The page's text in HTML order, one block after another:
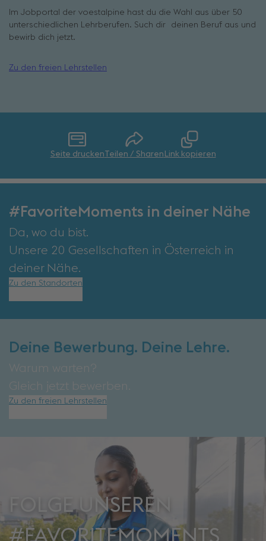
Im Jobportal der voestalpine hast du die Wahl aus über 50
unterschiedlichen Lehrberufen. Such dir deinen Beruf aus und
bewirb dich jetzt.
Zu den freien Lehrstellen
Seite drucken Teilen / Sharen Link kopieren
#FavoriteMoments in deiner Nähe
Da, wo du bist.
Unsere 20 Gesellschaften in Österreich in
deiner Nähe.
Zu den Standorten
Deine Bewerbung. Deine Lehre.
Warum warten?
Gleich jetzt bewerben.
Zu den freien Lehrstellen
FOLGE UNSEREN
#FAVORITEMOMENTS